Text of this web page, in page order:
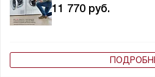
11 770 руб.